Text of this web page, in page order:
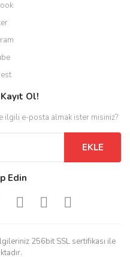
Ol!
ilgili e-posta almak ister misiniz?
EKLE
Edin
256bit SSL sertifikası ile